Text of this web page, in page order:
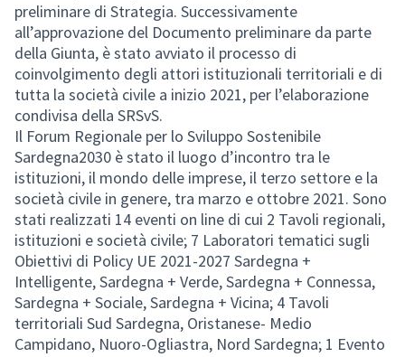
preliminare di Strategia. Successivamente
all’approvazione del Documento preliminare da parte
della Giunta, è stato avviato il processo di
coinvolgimento degli attori istituzionali territoriali e di
tutta la società civile a inizio 2021, per l’elaborazione
condivisa della SRSvS.
Il Forum Regionale per lo Sviluppo Sostenibile
Sardegna2030 è stato il luogo d’incontro tra le
istituzioni, il mondo delle imprese, il terzo settore e la
società civile in genere, tra marzo e ottobre 2021. Sono
stati realizzati 14 eventi on line di cui 2 Tavoli regionali,
istituzioni e società civile; 7 Laboratori tematici sugli
Obiettivi di Policy UE 2021-2027 Sardegna +
Intelligente, Sardegna + Verde, Sardegna + Connessa,
Sardegna + Sociale, Sardegna + Vicina; 4 Tavoli
territoriali Sud Sardegna, Oristanese- Medio
Campidano, Nuoro-Ogliastra, Nord Sardegna; 1 Evento